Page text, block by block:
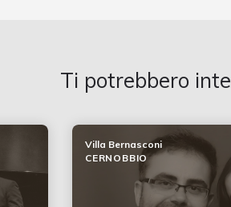
Ti potrebbero
Villa Bernasconi
CERNOBBIO